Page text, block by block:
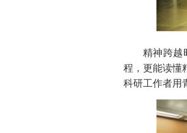
精神跨越
程，更能读懂
科研工作者用